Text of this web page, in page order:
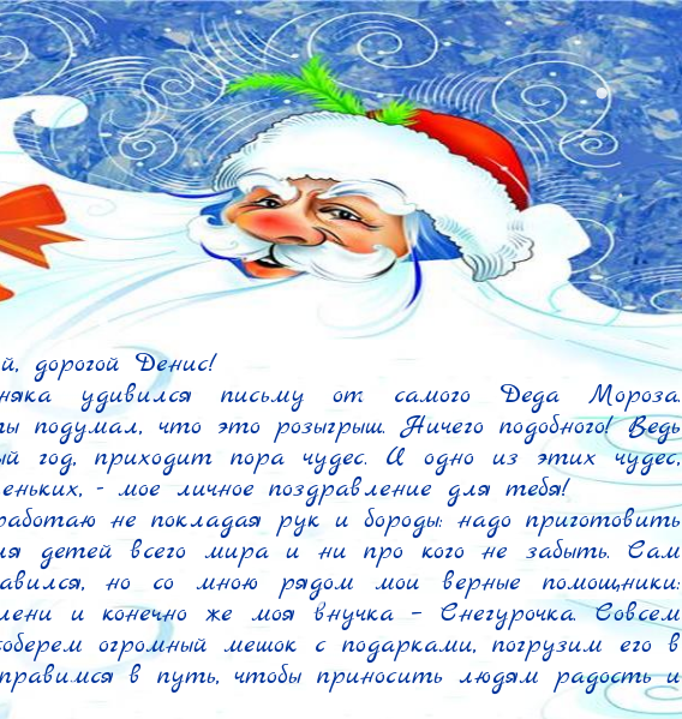
дорогой Денис!
удивился письму от самого Деда Мороза.
подумал, что это розыгрыш. Ничего подобного! Ведь
год, приходит пора чудес. И одно из этих чудес,
- мое личное поздравление для тебя!
не покладая рук и бороды: надо приготовить
детей всего мира и ни про кого не забыть. Сам
но со мною рядом мои верные помощники:
и конечно же моя внучка – Снегурочка. Совсем
огромный мешок с подарками, погрузим его в
в путь, чтобы приносить людям радость и